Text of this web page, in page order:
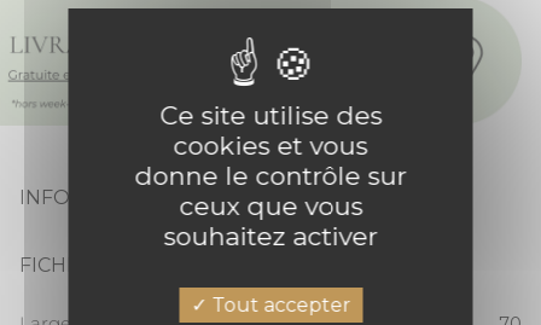
INFORMATIONS PRODUIT
FICHE TECHNIQUE
Ce site utilise des
cookies et vous
donne le contrôle sur
ceux que vous
souhaitez activer
Tout accepter